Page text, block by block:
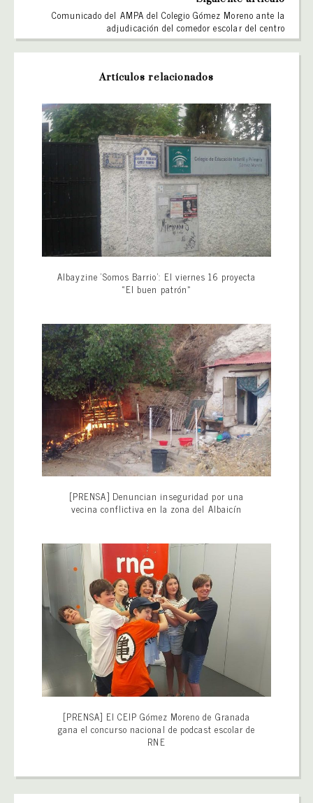
Comunicado del AMPA del Colegio Gómez Moreno ante la
adjudicación del comedor escolar del centro
Artículos relacionados
Albayzine ‘Somos Barrio’: El viernes 16 proyecta
«El buen patrón»
[PRENSA] Denuncian inseguridad por una
vecina conflictiva en la zona del Albaicín
[PRENSA] El CEIP Gómez Moreno de Granada
gana el concurso nacional de podcast escolar de
RNE